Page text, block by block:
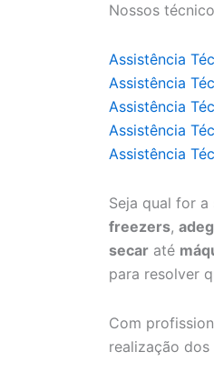
Nossos
Assistência
Assistência
Assistência
Assistência
Assistência
Seja qual for a
freezers,
secar até
para resolver
Com
realização